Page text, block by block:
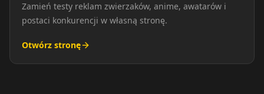
Zamień testy reklam zwierzaków, anime, awatarów i
postaci konkurencji w własną stronę.
Otwórz stronę